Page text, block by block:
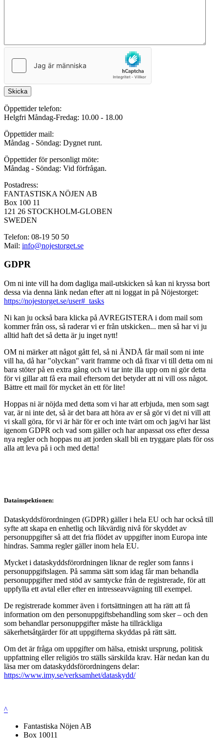
Skicka
Öppettider telefon:
Helgfri Måndag-Fredag: 10.00 - 18.00
Öppettider mail:
Måndag - Söndag: Dygnet runt.
Öppettider för personligt möte:
Måndag - Söndag: Vid förfrågan.
Postadress:
FANTASTISKA NÖJEN AB
Box 100 11
121 26 STOCKHOLM-GLOBEN
SWEDEN
Telefon: 08-19 50 50
Mail: info@nojestorget.se
GDPR
Om ni inte vill ha dom dagliga mail-utskicken så kan ni kryssa bort
dessa via denna länk nedan efter att ni loggat in på Nöjestorget:
https://nojestorget.se/user#_tasks
Ni kan ju också bara klicka på AVREGISTERA i dom mail som
kommer från oss, så raderar vi er från utskicken... men så har vi ju
alltid haft det så detta är ju inget nytt!
OM ni märker att något gått fel, så ni ÄNDÅ får mail som ni inte
vill ha, då har "olyckan" varit framme och då fixar vi till detta om ni
bara stöter på en extra gång och vi tar inte illa upp om ni gör detta
för vi gillar att få era mail eftersom det betyder att ni vill oss något.
Bättre ett mail för mycket än ett för lite!
Hoppas ni är nöjda med detta som vi har att erbjuda, men som sagt
var, är ni inte det, så är det bara att höra av er så gör vi det ni vill att
vi skall göra, för vi är här för er och inte tvärt om och jag/vi har läst
igenom GDPR och vad som gäller och har anpassat oss efter dessa
nya regler och hoppas nu att jorden skall bli en tryggare plats för oss
alla att leva på i och med detta!
Datainspektionen:
Dataskyddsförordningen (GDPR) gäller i hela EU och har också till
syfte att skapa en enhetlig och likvärdig nivå för skyddet av
personuppgifter så att det fria flödet av uppgifter inom Europa inte
hindras. Samma regler gäller inom hela EU.
Mycket i dataskyddsförordningen liknar de regler som fanns i
personuppgiftslagen. På samma sätt som idag får man behandla
personuppgifter med stöd av samtycke från de registrerade, för att
uppfylla ett avtal eller efter en intresseavvägning till exempel.
De registrerade kommer även i fortsättningen att ha rätt att få
information om den personuppgiftsbehandling som sker – och den
som behandlar personuppgifter måste ha tillräckliga
säkerhetsåtgärder för att uppgifterna skyddas på rätt sätt.
Om det är fråga om uppgifter om hälsa, etniskt ursprung, politisk
uppfattning eller religiös tro ställs särskilda krav. Här nedan kan du
läsa mer om dataskyddsförordningens delar:
https://www.imy.se/verksamhet/dataskydd/
^
Fantastiska Nöjen AB
Box 10011